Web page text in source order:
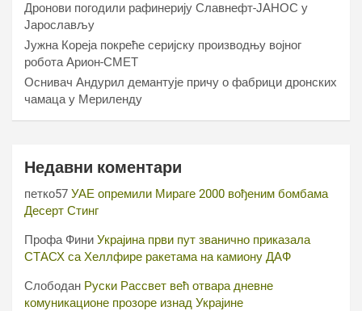
Дронови погодили рафинерију Славнефт-ЈАНОС у
Јарослављу
Јужна Кореја покреће серијску производњу војног
робота Арион-СМЕТ
Оснивач Андурил демантује причу о фабрици дронских
чамаца у Мериленду
Недавни коментари
петко57 УАЕ опремили Мираге 2000 вођеним бомбама
Десерт Стинг
Профа Фини Украјина први пут званично приказала
СТАСХ са Хеллфире ракетама на камиону ДАФ
Слободан Руски Рассвет већ отвара дневне
комуникационе прозоре изнад Украјине